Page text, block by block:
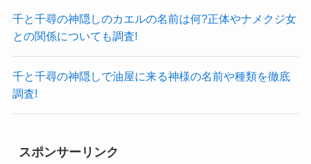
千と千尋の神隠しのカエルの名前は何?正体やナメクジ女
との関係についても調査!
千と千尋の神隠しで油屋に来る神様の名前や種類を徹底
調査!
スポンサーリンク